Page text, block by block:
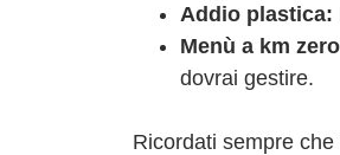
Addio plastica:
Menù a km
dovrai gestire.
Ricordati sempre